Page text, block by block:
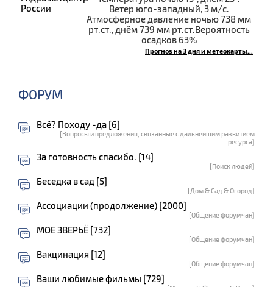
Ветер юго-западный, 3 м/с.
Атмосферное давление ночью 738 мм
рт.ст., днём 739 мм рт.ст.Вероятность
осадков 63%
Прогноз на 3 дня и метеокарты...
ФОРУМ
Всё? Походу -да [6]
[Вопросы и предложения, связанные с дальнейшим развитием
ресурса]
За готовность спасибо. [14]
[Поиск людей]
Беседка в сад [5]
[Дом & Сад & Огород]
Ассоциации (продолжение) [2000]
[Общение форумчан]
МОЕ ЗВЕРЬЁ [732]
[Общение форумчан]
Вакцинация [12]
[Общение форумчан]
Ваши любимые фильмы [729]